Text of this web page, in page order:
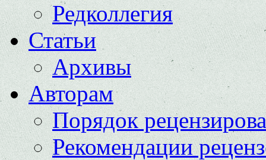
Редколлегия
Статьи
Архивы
Авторам
Порядок
Рекомендации